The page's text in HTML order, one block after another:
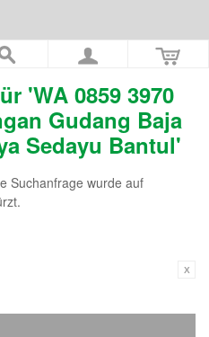
'WA 0859 3970
Gudang Baja
Sedayu Bantul'
Suchanfrage wurde auf